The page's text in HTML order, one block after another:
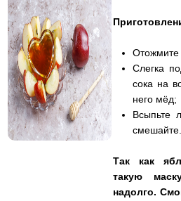
Отожмите
Слегка
сока на
него мёд;
Всыпьте
смешайте.
Так как
такую
надолго.